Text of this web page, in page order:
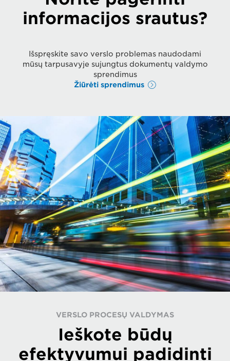
informacijos srautus?
Išspręskite savo verslo problemas naudodami
mūsų tarpusavyje sujungtus dokumentų valdymo
sprendimus
Žiūrėti sprendimus
VERSLO PROCESŲ VALDYMAS
Ieškote būdų
efektyvumui padidinti